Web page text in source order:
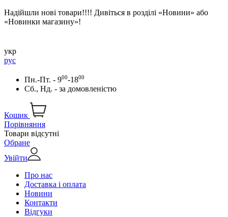
Надійшли нові товари!!!! Дивіться в розділі «Новини» або
«Новинки магазину»!
укр
рус
Пн.-Пт. - 900-1800
Сб., Нд. - за домовленістю
Кошик
Порівняння
Товари відсутні
Обране
Увійти
Про нас
Доставка і оплата
Новини
Контакти
Відгуки